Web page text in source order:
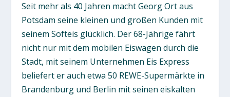
Seit mehr als 40 Jahren macht Georg Ort aus
Potsdam seine kleinen und großen Kunden mit
seinem Softeis glücklich. Der 68-Jährige fährt
nicht nur mit dem mobilen Eiswagen durch die
Stadt, mit seinem Unternehmen Eis Express
beliefert er auch etwa 50 REWE-Supermärkte in
Brandenburg und Berlin mit seinen eiskalten